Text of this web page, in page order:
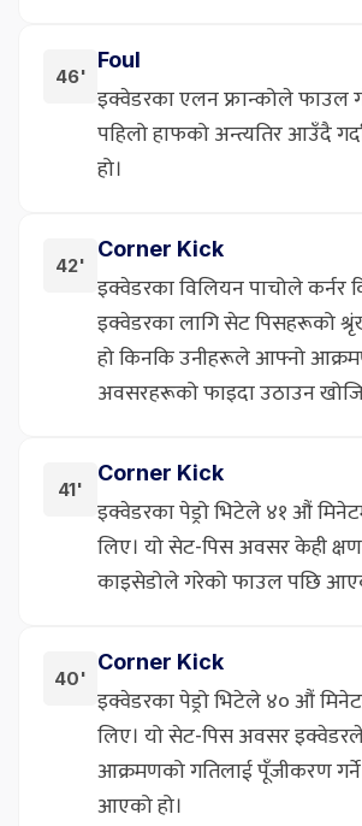
46'
Foul
इक्वेडरका एलन फ्रान्कोले
पहिलो हाफको अन्त्यतिर आउँदै
हो।
42'
Corner Kick
इक्वेडरका विलियन पाचोले कर्नर
इक्वेडरका लागि सेट पिसहरूको
हो किनकि उनीहरूले आफ्नो
अवसरहरूको फाइदा उठाउन
41'
Corner Kick
इक्वेडरका पेड्रो भिटेले ४१ औं
लिए। यो सेट-पिस अवसर केही
काइसेडोले गरेको फाउल पछि
40'
Corner Kick
इक्वेडरका पेड्रो भिटेले ४० औं
लिए। यो सेट-पिस अवसर
आक्रमणको गतिलाई पूँजीकरण गर्ने
आएको हो।